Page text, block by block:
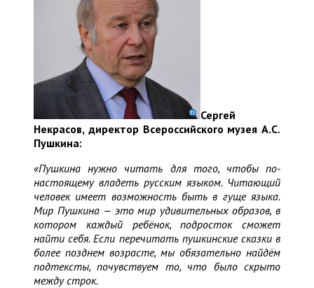
Сергей
Некрасов, директор Всероссийского музея А.С.
Пушкина:
«Пушкина нужно читать для того, чтобы по-
настоящему владеть русским языком. Читающий
человек имеет возможность быть в гуще языка.
Мир Пушкина — это мир удивительных образов, в
котором каждый ребёнок, подросток сможет
найти себя. Если перечитать пушкинские сказки в
более позднем возрасте, мы обязательно найдём
подтексты, почувствуем то, что было скрыто
между строк.